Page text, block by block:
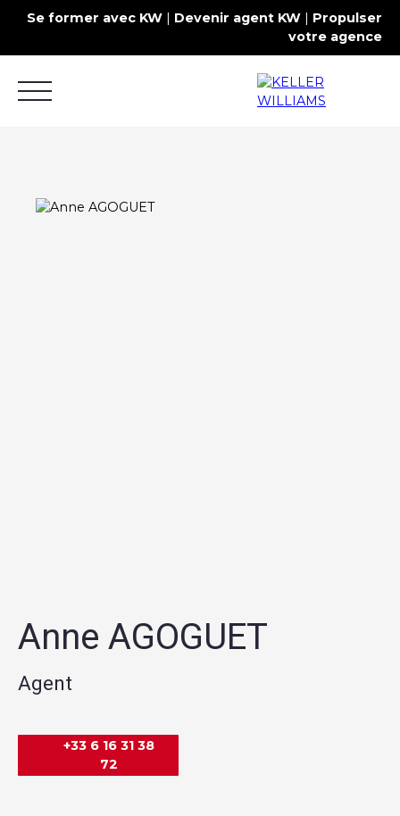
Se former avec KW | Devenir agent KW | Propulser
votre agence
Anne AGOGUET
Agent
+33 6 16 31 38
72